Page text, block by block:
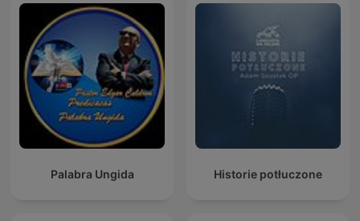
Palabra Ungida Historie potłuczone